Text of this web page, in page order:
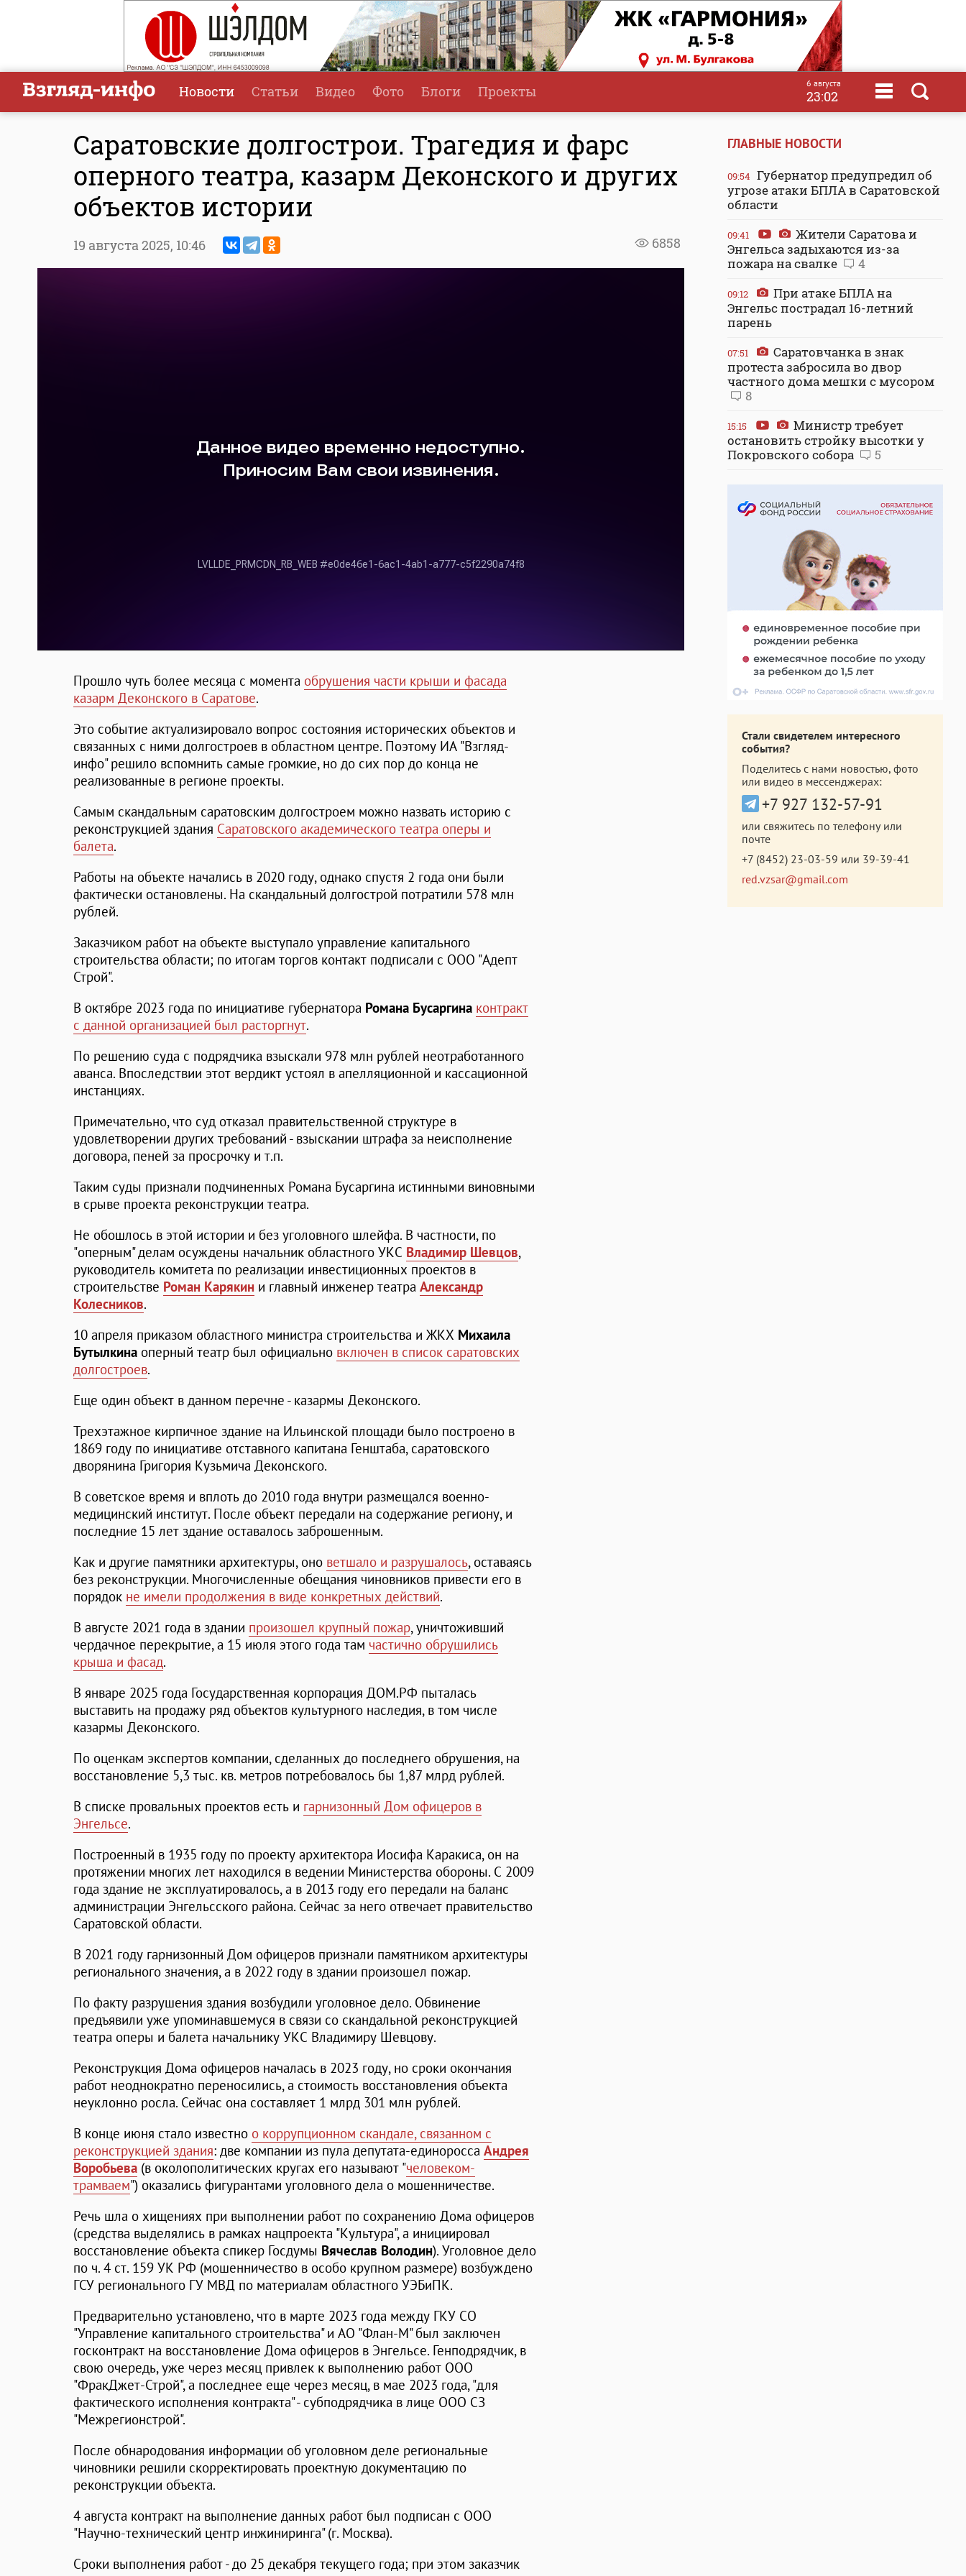
Новости Статьи Видео Фото Блоги Проекты 6 августа
23:02
Саратовские долгострои. Трагедия и фарс
оперного театра, казарм Деконского и других
объектов истории
6858
19 августа 2025, 10:46
Прошло чуть более месяца с момента обрушения части крыши и фасада
казарм Деконского в Саратове.
Это событие актуализировало вопрос состояния исторических объектов и
связанных с ними долгостроев в областном центре. Поэтому ИА "Взгляд-
инфо" решило вспомнить самые громкие, но до сих пор до конца не
реализованные в регионе проекты.
Самым скандальным саратовским долгостроем можно назвать историю с
реконструкцией здания Саратовского академического театра оперы и
балета.
Работы на объекте начались в 2020 году, однако спустя 2 года они были
фактически остановлены. На скандальный долгострой потратили 578 млн
рублей.
Заказчиком работ на объекте выступало управление капитального
строительства области; по итогам торгов контакт подписали с ООО "Адепт
Строй".
В октябре 2023 года по инициативе губернатора Романа Бусаргина контракт
с данной организацией был расторгнут.
По решению суда с подрядчика взыскали 978 млн рублей неотработанного
аванса. Впоследствии этот вердикт устоял в апелляционной и кассационной
инстанциях.
Примечательно, что суд отказал правительственной структуре в
удовлетворении других требований - взыскании штрафа за неисполнение
договора, пеней за просрочку и т.п.
Таким суды признали подчиненных Романа Бусаргина истинными виновными
в срыве проекта реконструкции театра.
Не обошлось в этой истории и без уголовного шлейфа. В частности, по
"оперным" делам осуждены начальник областного УКС Владимир Шевцов,
руководитель комитета по реализации инвестиционных проектов в
строительстве Роман Карякин и главный инженер театра Александр
Колесников.
10 апреля приказом областного министра строительства и ЖКХ Михаила
Бутылкина оперный театр был официально включен в список саратовских
долгостроев.
Еще один объект в данном перечне - казармы Деконского.
Трехэтажное кирпичное здание на Ильинской площади было построено в
1869 году по инициативе отставного капитана Генштаба, саратовского
дворянина Григория Кузьмича Деконского.
В советское время и вплоть до 2010 года внутри размещался военно-
медицинский институт. После объект передали на содержание региону, и
последние 15 лет здание оставалось заброшенным.
Как и другие памятники архитектуры, оно ветшало и разрушалось, оставаясь
без реконструкции. Многочисленные обещания чиновников привести его в
порядок не имели продолжения в виде конкретных действий.
В августе 2021 года в здании произошел крупный пожар, уничтоживший
чердачное перекрытие, а 15 июля этого года там частично обрушились
крыша и фасад.
В январе 2025 года Государственная корпорация ДОМ.РФ пыталась
выставить на продажу ряд объектов культурного наследия, в том числе
казармы Деконского.
По оценкам экспертов компании, сделанных до последнего обрушения, на
восстановление 5,3 тыс. кв. метров потребовалось бы 1,87 млрд рублей.
В списке провальных проектов есть и гарнизонный Дом офицеров в
Энгельсе.
Построенный в 1935 году по проекту архитектора Иосифа Каракиса, он на
протяжении многих лет находился в ведении Министерства обороны. С 2009
года здание не эксплуатировалось, а в 2013 году его передали на баланс
администрации Энгельсского района. Сейчас за него отвечает правительство
Саратовской области.
В 2021 году гарнизонный Дом офицеров признали памятником архитектуры
регионального значения, а в 2022 году в здании произошел пожар.
По факту разрушения здания возбудили уголовное дело. Обвинение
предъявили уже упоминавшемуся в связи со скандальной реконструкцией
театра оперы и балета начальнику УКС Владимиру Шевцову.
Реконструкция Дома офицеров началась в 2023 году, но сроки окончания
работ неоднократно переносились, а стоимость восстановления объекта
неуклонно росла. Сейчас она составляет 1 млрд 301 млн рублей.
В конце июня стало известно о коррупционном скандале, связанном с
реконструкцией здания: две компании из пула депутата-единоросса Андрея
Воробьева (в околополитических кругах его называют "человеком-
трамваем") оказались фигурантами уголовного дела о мошенничестве.
Речь шла о хищениях при выполнении работ по сохранению Дома офицеров
(средства выделялись в рамках нацпроекта "Культура", а инициировал
восстановление объекта спикер Госдумы Вячеслав Володин). Уголовное дело
по ч. 4 ст. 159 УК РФ (мошенничество в особо крупном размере) возбуждено
ГСУ регионального ГУ МВД по материалам областного УЭБиПК.
Предварительно установлено, что в марте 2023 года между ГКУ СО
"Управление капитального строительства" и АО "Флан-М" был заключен
госконтракт на восстановление Дома офицеров в Энгельсе. Генподрядчик, в
свою очередь, уже через месяц привлек к выполнению работ ООО
"ФракДжет-Строй", а последнее еще через месяц, в мае 2023 года, "для
фактического исполнения контракта" - субподрядчика в лице ООО СЗ
"Межрегионстрой".
После обнародования информации об уголовном деле региональные
чиновники решили скорректировать проектную документацию по
реконструкции объекта.
4 августа контракт на выполнение данных работ был подписан с ООО
"Научно-технический центр инжиниринга" (г. Москва).
Сроки выполнения работ - до 25 декабря текущего года; при этом заказчик
ГЛАВНЫЕ НОВОСТИ
09:54 Губернатор предупредил об
угрозе атаки БПЛА в Саратовской
области
09:41
Жители Саратова и
Энгельса задыхаются из-за
пожара на свалке
4
09:12
При атаке БПЛА на
Энгельс пострадал 16-летний
парень
07:51
Саратовчанка в знак
протеста забросила во двор
частного дома мешки с мусором
8
15:15
Министр требует
остановить стройку высотки у
Покровского собора
5
Стали свидетелем интересного
события?
Поделитесь с нами новостью, фото
или видео в мессенджерах:
+7 927 132-57-91
или свяжитесь по телефону или
почте
+7 (8452) 23-03-59 или 39-39-41
red.vzsar@gmail.com